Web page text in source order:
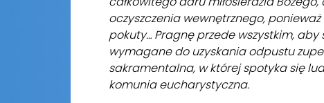
oczyszczenia wewnętrznego,
pokuty… Pragnę przede wszystkim,
wymagane do uzyskania odpustu
sakramentalna, w której spotyka się
komunia eucharystyczna.